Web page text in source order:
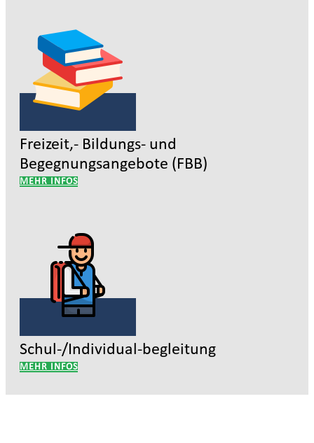
Freizeit,- Bildungs- und
Begegnungsangebote (FBB)
MEHR INFOS
Schul-/Individual-begleitung
MEHR INFOS